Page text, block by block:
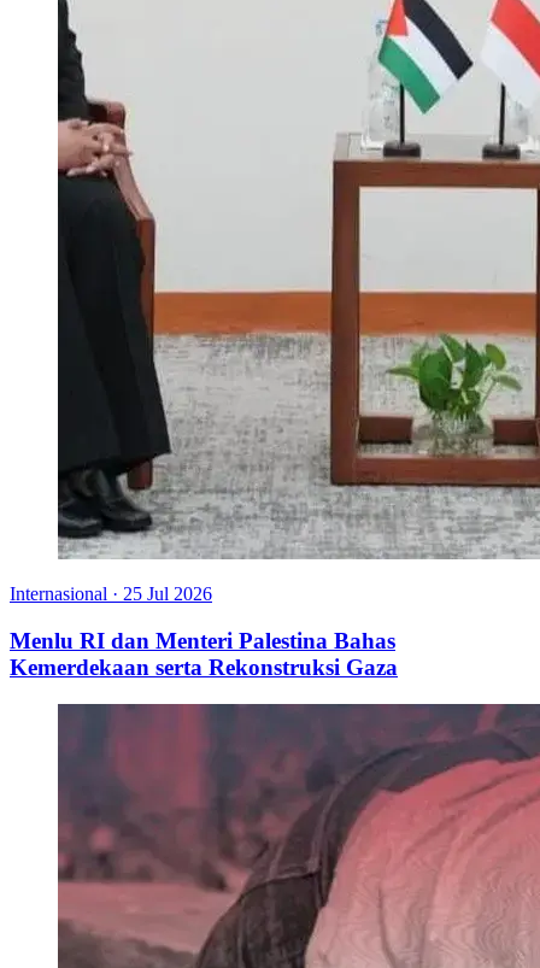
Internasional · 25 Jul 2026
Menlu RI dan Menteri Palestina Bahas
Kemerdekaan serta Rekonstruksi Gaza